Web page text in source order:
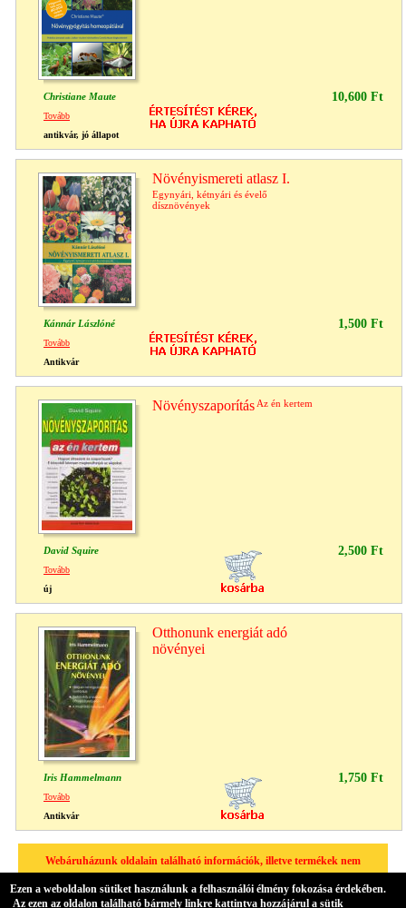
Christiane Maute 10,600 Ft
Tovább
antikvár, jó állapot
Növényismereti atlasz I.
Egynyári, kétnyári és évelő
dísznövények
Kánnár Lászlóné 1,500 Ft
Tovább
Antikvár
Növényszaporítás Az én kertem
David Squire 2,500 Ft
Tovább
új
Otthonunk energiát adó
növényei
Iris Hammelmann 1,750 Ft
Tovább
Antikvár
Webáruházunk oldalain található információk, illetve termékek nem
helyettesíthetik a megfelelő szakember/orvos véleményét, amennyiben
egészségügyi problémája van, kérjük minden esetben forduljon
Ezen a weboldalon sütiket használunk a felhasználói élmény fokozása érdekében.
Az ezen az oldalon található bármely linkre kattintva hozzájárul a sütik